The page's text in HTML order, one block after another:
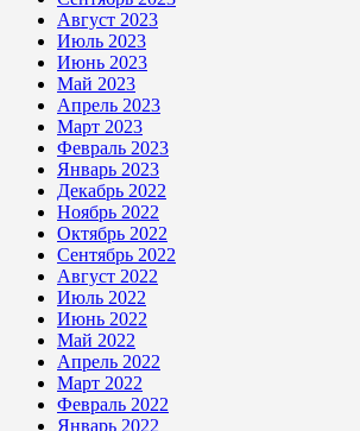
Август 2023
Июль 2023
Июнь 2023
Май 2023
Апрель 2023
Март 2023
Февраль 2023
Январь 2023
Декабрь 2022
Ноябрь 2022
Октябрь 2022
Сентябрь 2022
Август 2022
Июль 2022
Июнь 2022
Май 2022
Апрель 2022
Март 2022
Февраль 2022
Январь 2022